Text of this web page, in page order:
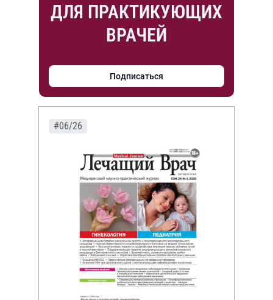
ДЛЯ ПРАКТИКУЮЩИХ
ВРАЧЕЙ
Подписаться
#06/26